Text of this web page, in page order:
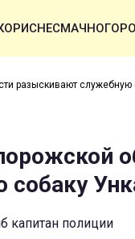
СМАЧНО
разыскивают служебную
капитан полиции